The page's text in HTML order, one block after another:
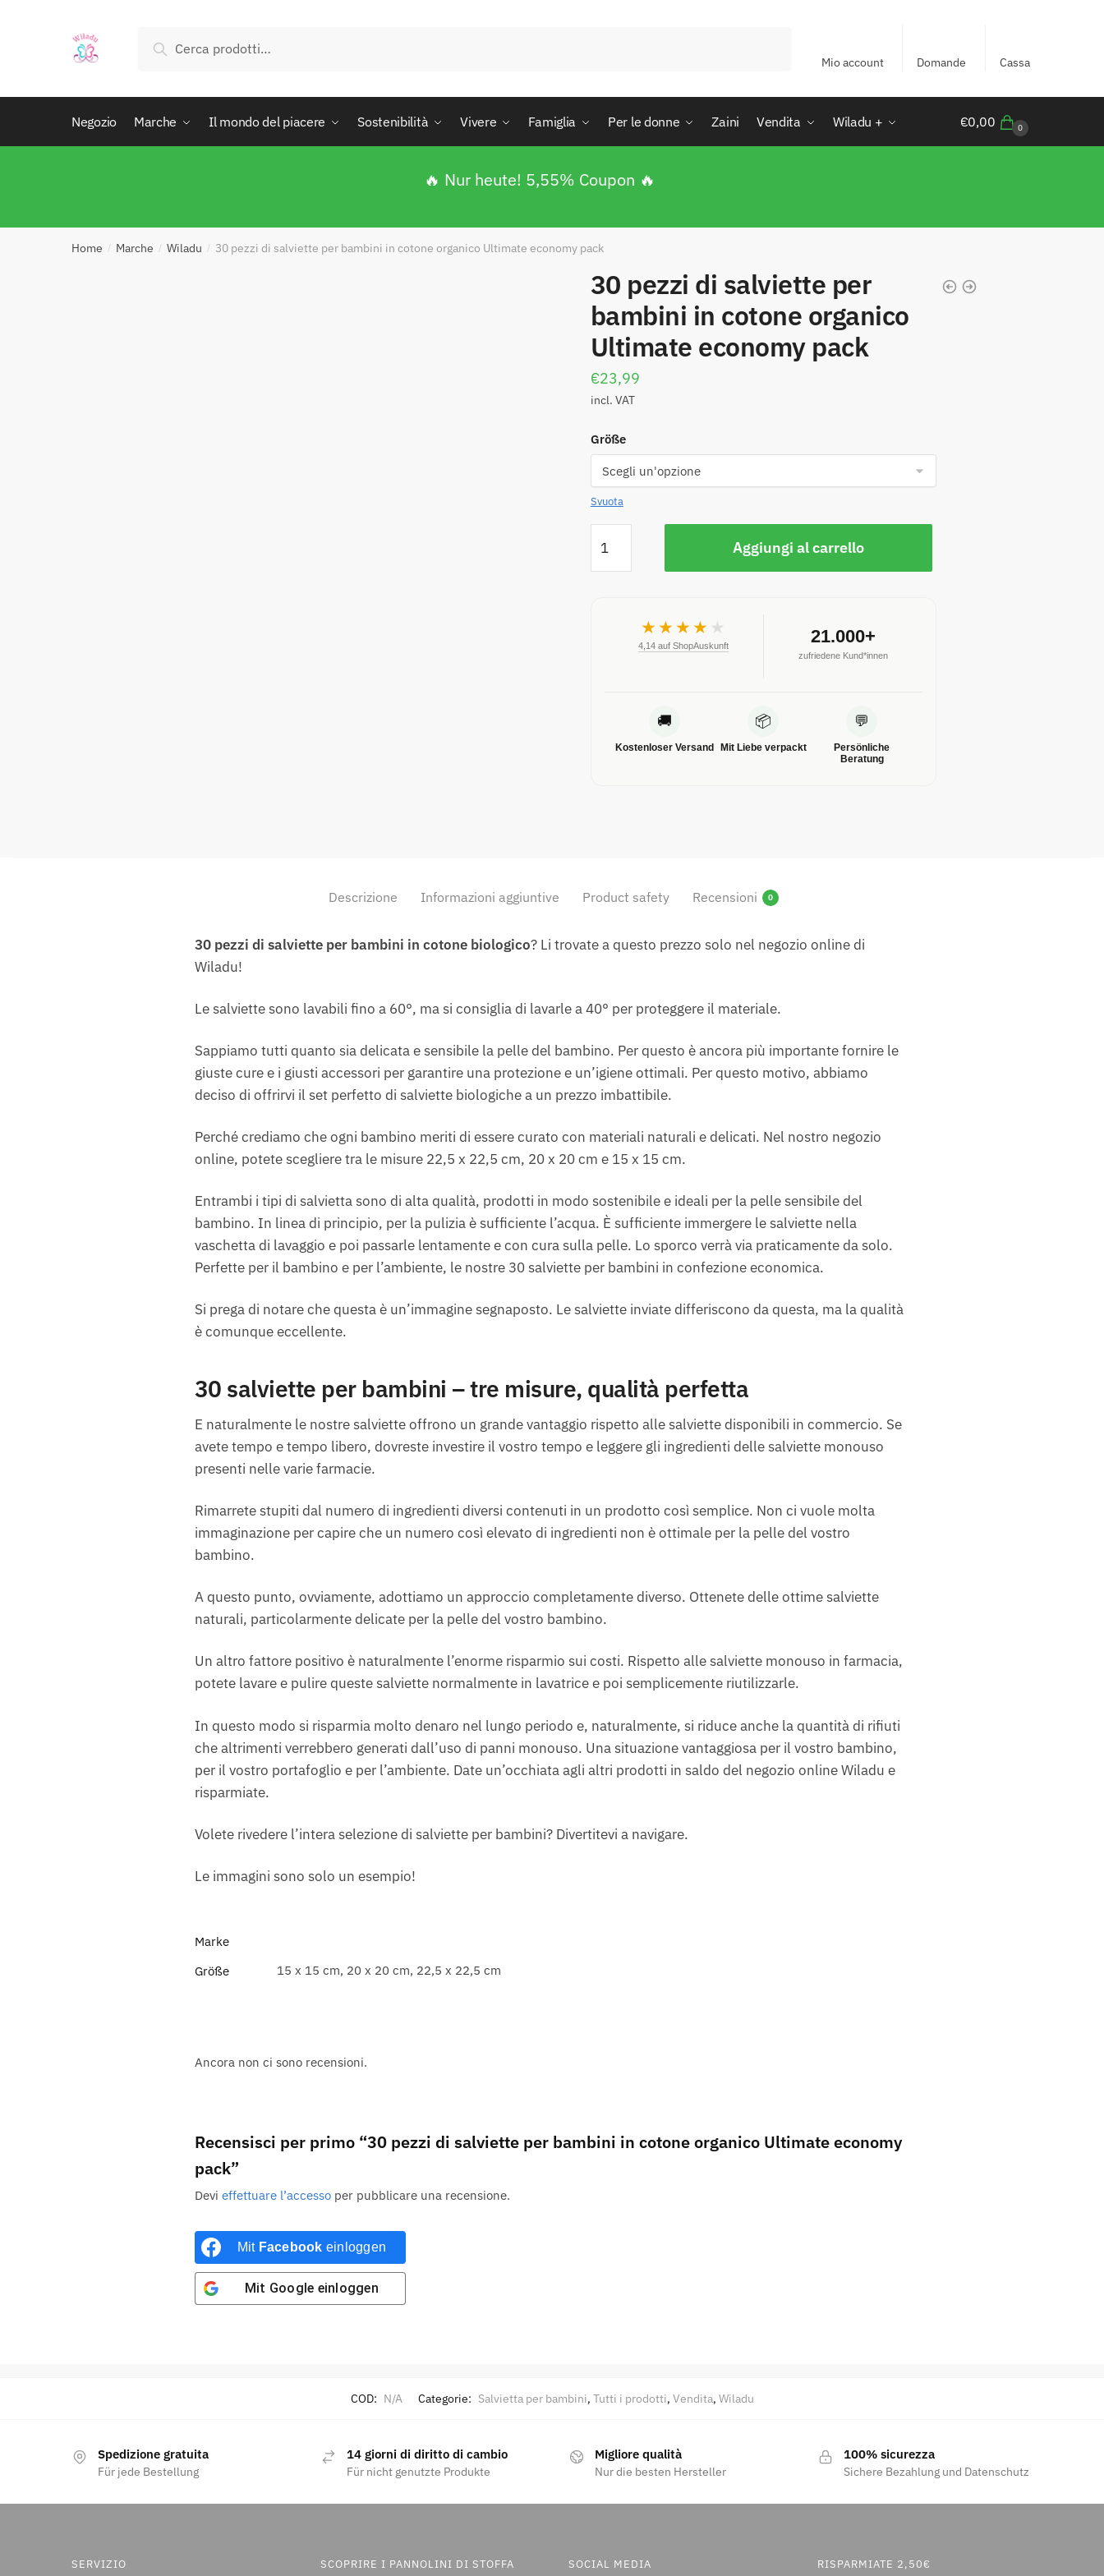
Cerca
Mio account Domande Cassa
Negozio Marche Il mondo del piacere Sostenibilità Vivere Famiglia Per le donne Zaini Vendita Wiladu + €0,00 0
🔥 Nur heute! 5,55% Coupon 🔥
Home / Marche / Wiladu / 30 pezzi di salviette per bambini in cotone organico Ultimate economy pack
30 pezzi di salviette per
bambini in cotone organico
Ultimate economy pack
€23,99
incl. VAT
Größe
Svuota
Aggiungi al carrello
★★★★ ★
4,14 auf ShopAuskunft 21.000+
zufriedene Kund*innen
🚚
Kostenloser Versand
📦
Mit Liebe verpackt
💬
Persönliche
Beratung
Descrizione Informazioni aggiuntive Product safety Recensioni 0
30 pezzi di salviette per bambini in cotone biologico? Li trovate a questo prezzo solo nel negozio online di
Wiladu!
Le salviette sono lavabili fino a 60°, ma si consiglia di lavarle a 40° per proteggere il materiale.
Sappiamo tutti quanto sia delicata e sensibile la pelle del bambino. Per questo è ancora più importante fornire le
giuste cure e i giusti accessori per garantire una protezione e un’igiene ottimali. Per questo motivo, abbiamo
deciso di offrirvi il set perfetto di salviette biologiche a un prezzo imbattibile.
Perché crediamo che ogni bambino meriti di essere curato con materiali naturali e delicati. Nel nostro negozio
online, potete scegliere tra le misure 22,5 x 22,5 cm, 20 x 20 cm e 15 x 15 cm.
Entrambi i tipi di salvietta sono di alta qualità, prodotti in modo sostenibile e ideali per la pelle sensibile del
bambino. In linea di principio, per la pulizia è sufficiente l’acqua. È sufficiente immergere le salviette nella
vaschetta di lavaggio e poi passarle lentamente e con cura sulla pelle. Lo sporco verrà via praticamente da solo.
Perfette per il bambino e per l’ambiente, le nostre 30 salviette per bambini in confezione economica.
Si prega di notare che questa è un’immagine segnaposto. Le salviette inviate differiscono da questa, ma la qualità
è comunque eccellente.
30 salviette per bambini – tre misure, qualità perfetta
E naturalmente le nostre salviette offrono un grande vantaggio rispetto alle salviette disponibili in commercio. Se
avete tempo e tempo libero, dovreste investire il vostro tempo e leggere gli ingredienti delle salviette monouso
presenti nelle varie farmacie.
Rimarrete stupiti dal numero di ingredienti diversi contenuti in un prodotto così semplice. Non ci vuole molta
immaginazione per capire che un numero così elevato di ingredienti non è ottimale per la pelle del vostro
bambino.
A questo punto, ovviamente, adottiamo un approccio completamente diverso. Ottenete delle ottime salviette
naturali, particolarmente delicate per la pelle del vostro bambino.
Un altro fattore positivo è naturalmente l’enorme risparmio sui costi. Rispetto alle salviette monouso in farmacia,
potete lavare e pulire queste salviette normalmente in lavatrice e poi semplicemente riutilizzarle.
In questo modo si risparmia molto denaro nel lungo periodo e, naturalmente, si riduce anche la quantità di rifiuti
che altrimenti verrebbero generati dall’uso di panni monouso. Una situazione vantaggiosa per il vostro bambino,
per il vostro portafoglio e per l’ambiente. Date un’occhiata agli altri prodotti in saldo del negozio online Wiladu e
risparmiate.
Volete rivedere l’intera selezione di salviette per bambini? Divertitevi a navigare.
Le immagini sono solo un esempio!
Marke
Größe
15 x 15 cm, 20 x 20 cm, 22,5 x 22,5 cm
Ancora non ci sono recensioni.
Recensisci per primo “30 pezzi di salviette per bambini in cotone organico Ultimate economy
pack”
Devi effettuare l’accessoper pubblicare una recensione.
Mit Facebook einloggen
Mit Google einloggen
COD: N/A Categorie: Salvietta per bambini, Tutti i prodotti, Vendita, Wiladu
Spedizione gratuita
Für jede Bestellung
14 giorni di diritto di cambio
Für nicht genutzte Produkte
Migliore qualità
Nur die besten Hersteller
100% sicurezza
Sichere Bezahlung und Datenschutz
SERVIZIO SCOPRIRE I PANNOLINI DI STOFFA SOCIAL MEDIA RISPARMIATE 2,50€